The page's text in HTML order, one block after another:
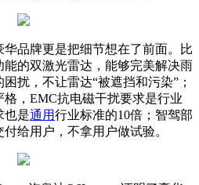
品牌更是把细节想在了前面。比
的双激光雷达，能够完美解决雨
扰，不让雷达“被遮挡和污染”；
，EMC抗电磁干扰要求是行业
也是通用行业标准的10倍；智驾部
给用户，不拿用户做试验。